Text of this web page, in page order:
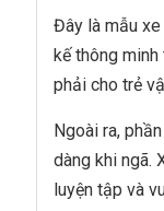
Đây là mẫu
kế thông
phải cho trẻ
Ngoài ra,
dàng khi ngã.
luyện tập và